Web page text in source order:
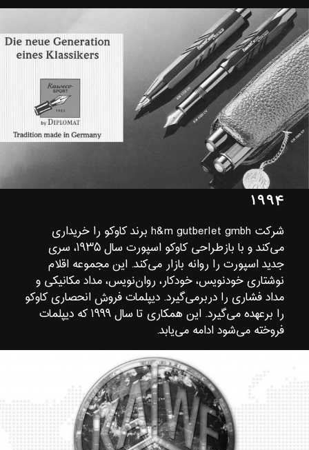
۱۹۹۴
شرکت h&m gutberlet gmbh برند کاوکو را خریداری
می‌کند و با بازطراحی کاوکو اسپورت سال ۱۹۳۵، سری
جدید اسپورت را روانه بازار می‌کند. این مجموعه اقلام
نوشتاری خودنویس، خودکار، روان‌نویس، مداد مکانیکی و
مداد فشاری را دربرمی‌گیرد. دیپلمات فروش انحصاری کاوکو
را برعهده می‌گیرد. این همکاری تا سال ۱۹۹۹ که دیپلمات
فروخته می‌شود ادامه می‌یابد.